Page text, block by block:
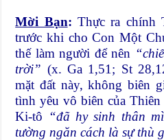
Mời Bạn: Thực ra chính
trước khi cho Con Một
thế làm người để nên
trời” (x. Ga 1,51; St
mặt đất này, không biên
tình yêu vô biên của
Ki-tô “đã hy sinh thân
tường ngăn cách là sự thù